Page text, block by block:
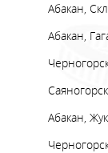
Абакан,
Абакан,
Абакан,